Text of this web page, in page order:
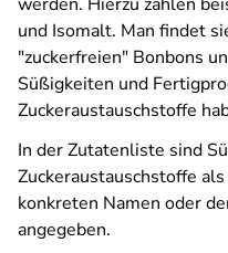
und Isomalt. Man findet
"zuckerfreien" Bonbons
Süßigkeiten und
Zuckeraustauschstoffe
In der Zutatenliste sind
Zuckeraustauschstoffe
konkreten Namen oder
angegeben.